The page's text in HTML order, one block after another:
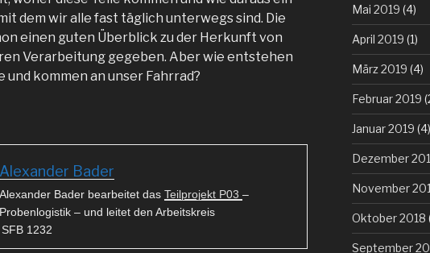
dem wir alle fast täglich unterwegs sind. Die
einen guten Überblick zu der Herkunft von
Verarbeitung gegeben. Aber wie entstehen
und kommen an unser Fahrrad?
Alexander Bader
Alexander Bader bearbeitet das Teilprojekt P03 –
Probenlogistik – und leitet den Arbeitskreis
1232
Mai 2019 (4)
April 2019 (1)
März 2019 (4)
Februar 2019
Januar 2019 (4)
Dezember
November
Oktober 2018
September